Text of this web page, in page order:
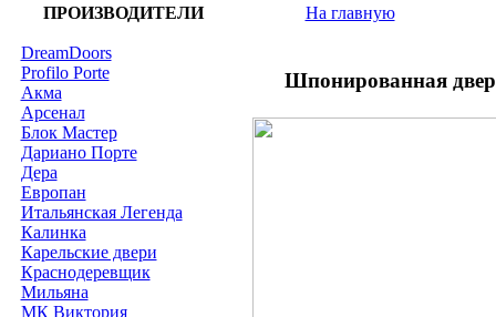
ПРОИЗВОДИТЕЛИ
DreamDoors
Profilo Porte
Акма
Арсенал
Блок Мастер
Дариано Порте
Дера
Европан
Итальянская Легенда
Калинка
Карельские двери
Краснодеревщик
Мильяна
МК Виктория
На главную
Шпонированная